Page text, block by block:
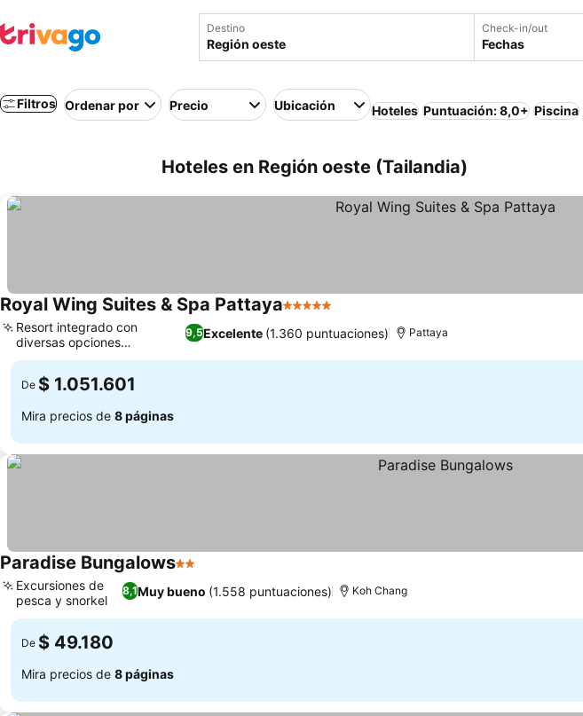
Destino Check-in/out
Fechas
Filtros Ordenar por Precio Ubicación Hoteles Puntuación: 8,0+ Piscina
Hoteles en Región oeste (Tailandia)
Royal Wing Suites & Spa Pattaya5 Estrellas
9,5Excelente (1.360 puntuaciones)
Resort integrado con
diversas opciones
gastronómicas
Pattaya
De $ 1.051.601
Mira precios de 8 páginas
Paradise Bungalows2 Estrellas
8,1Muy bueno (1.558 puntuaciones)
Excursiones de
pesca y snorkel
Koh Chang
De $ 49.180
Mira precios de 8 páginas